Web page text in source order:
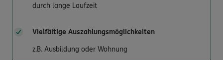
durch lange Laufzeit
Vielfältige Auszahlungs­möglichkeiten
z.B. Ausbildung oder Wohnung